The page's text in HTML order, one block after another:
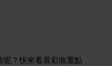
呢？快來看看彩妝重點